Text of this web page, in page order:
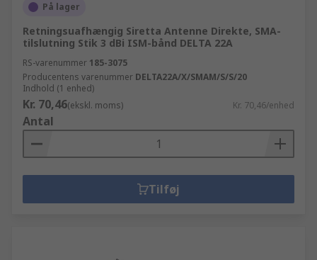
På lager
Retningsuafhængig Siretta Antenne Direkte, SMA-
tilslutning Stik 3 dBi ISM-bånd DELTA 22A
RS-varenummer 185-3075
Producentens varenummer DELTA22A/X/SMAM/S/S/20
Indhold (1 enhed)
Kr. 70,46(ekskl. moms) Kr. 70,46/enhed
Antal
Tilføj